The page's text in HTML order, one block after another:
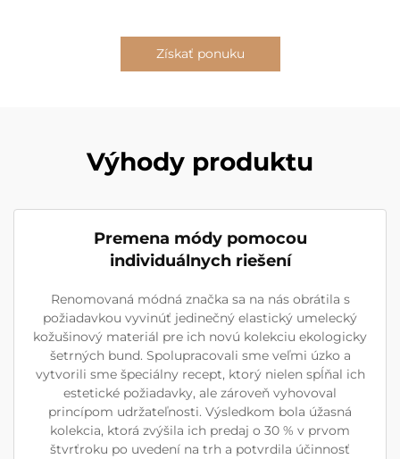
Získať ponuku
Výhody produktu
Premena módy pomocou
individuálnych riešení
Renomovaná módná značka sa na nás obrátila s
požiadavkou vyvinúť jedinečný elastický umelecký
kožušinový materiál pre ich novú kolekciu ekologicky
šetrných bund. Spolupracovali sme veľmi úzko a
vytvorili sme špeciálny recept, ktorý nielen spĺňal ich
estetické požiadavky, ale zároveň vyhovoval
princípom udržateľnosti. Výsledkom bola úžasná
kolekcia, ktorá zvýšila ich predaj o 30 % v prvom
štvrťroku po uvedení na trh a potvrdila účinnosť